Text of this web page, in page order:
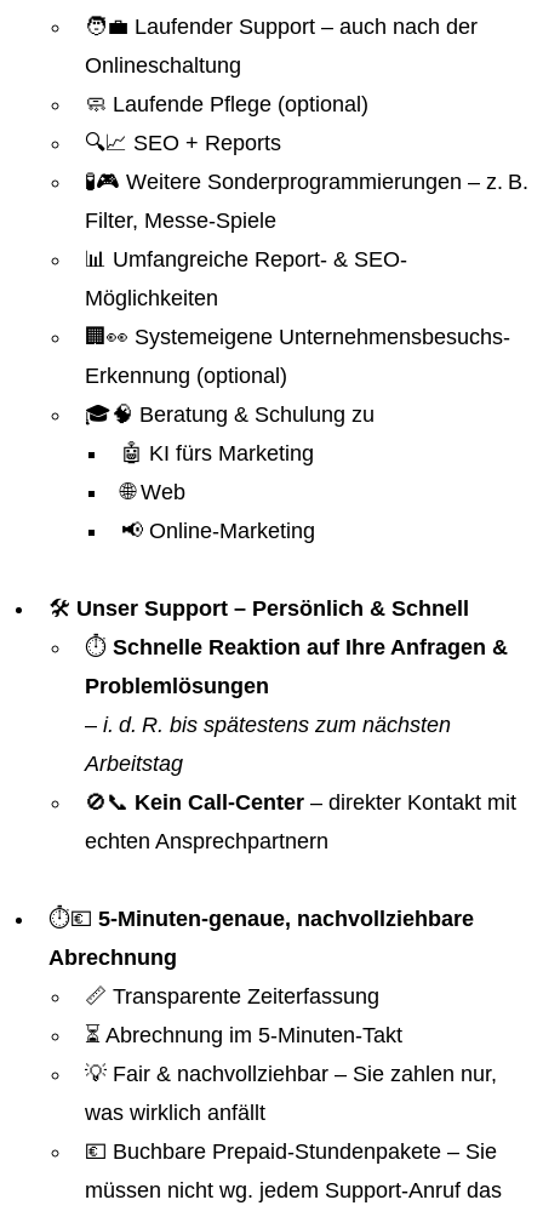
🧑‍💼 Laufender Support – auch nach der
Onlineschaltung
🧼 Laufende Pflege (optional)
🔍📈 SEO + Reports
🧪🎮 Weitere Sonderprogrammierungen – z. B.
Filter, Messe-Spiele
📊 Umfangreiche Report- & SEO-
Möglichkeiten
🏢👀 Systemeigene Unternehmensbesuchs-
Erkennung (optional)
🎓🧠 Beratung & Schulung zu
🤖 KI fürs Marketing
🌐 Web
📢 Online-Marketing
🛠️ Unser Support – Persönlich & Schnell
⏱️ Schnelle Reaktion auf Ihre Anfragen &
Problemlösungen
– i. d. R. bis spätestens zum nächsten
Arbeitstag
🚫📞 Kein Call-Center – direkter Kontakt mit
echten Ansprechpartnern
⏱️💶 5-Minuten-genaue, nachvollziehbare
Abrechnung
📏 Transparente Zeiterfassung
⏳ Abrechnung im 5-Minuten-Takt
💡 Fair & nachvollziehbar – Sie zahlen nur,
was wirklich anfällt
💶 Buchbare Prepaid-Stundenpakete – Sie
müssen nicht wg. jedem Support-Anruf das